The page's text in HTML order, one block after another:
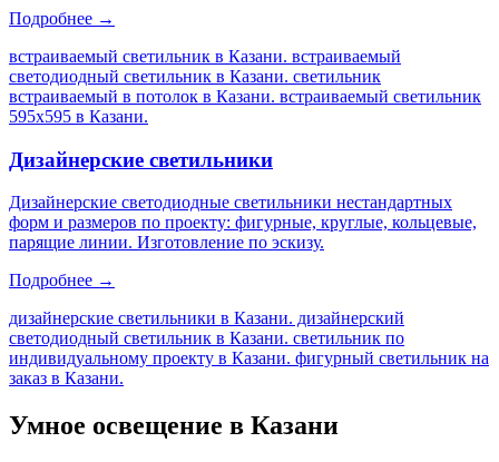
Подробнее →
встраиваемый светильник в Казани. встраиваемый
светодиодный светильник в Казани. светильник
встраиваемый в потолок в Казани. встраиваемый светильник
595х595 в Казани.
Дизайнерские светильники
Дизайнерские светодиодные светильники нестандартных
форм и размеров по проекту: фигурные, круглые, кольцевые,
парящие линии. Изготовление по эскизу.
Подробнее →
дизайнерские светильники в Казани. дизайнерский
светодиодный светильник в Казани. светильник по
индивидуальному проекту в Казани. фигурный светильник на
заказ в Казани.
Умное освещение в Казани